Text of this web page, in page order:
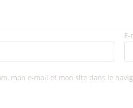
mon e-mail et mon site dans le